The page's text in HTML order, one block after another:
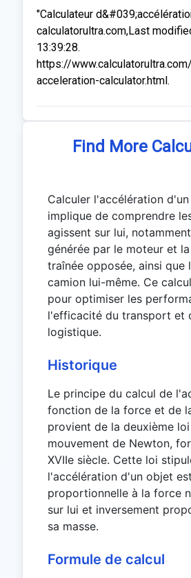
"Calculateur
calculatorultra.com,Last
13:39:28.
https://
acceleration-calculator.html.
Find More
Calculer l'accélération
implique de comprendre
agissent sur lui,
générée par le moteur et
traînée opposée, ainsi que
camion lui-même. Ce
pour optimiser les
l'efficacité du transport et
logistique.
Historique
Le principe du calcul de
fonction de la force et de
provient de la deuxième
mouvement de Newton,
XVIIe siècle. Cette loi
l'accélération d'un objet
proportionnelle à la force
sur lui et inversement
sa masse.
Formule de calcul